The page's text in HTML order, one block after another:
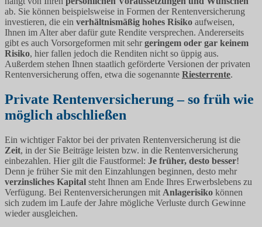
ab. Sie können beispielsweise in Formen der Rentenversicherung
investieren, die ein verhältnismäßig hohes Risiko aufweisen,
Ihnen im Alter aber dafür gute Rendite versprechen. Andererseits
gibt es auch Vorsorgeformen mit sehrgeringem oder gar keinem
Risiko, hier fallen jedoch die Renditen nicht so üppig aus.
Außerdem stehen Ihnen staatlich geförderte Versionen der privaten
Rentenversicherung offen, etwa die sogenannte Riesterrente.
Private Rentenversicherung – so früh wie
möglich abschließen
Ein wichtiger Faktor bei der privaten Rentenversicherung ist die
Zeit, in der Sie Beiträge leisten bzw. in die Rentenversicherung
einbezahlen. Hier gilt die Faustformel: Je früher, desto besser!
Denn je früher Sie mit den Einzahlungen beginnen, desto mehr
verzinsliches Kapital steht Ihnen am Ende Ihres Erwerbslebens zu
Verfügung. Bei Rentenversicherungen mit Anlagerisiko können
sich zudem im Laufe der Jahre mögliche Verluste durch Gewinne
wieder ausgleichen.